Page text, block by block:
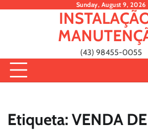
Sunday, August 9, 2026
(43) 98455-0055
Etiqueta: VENDA